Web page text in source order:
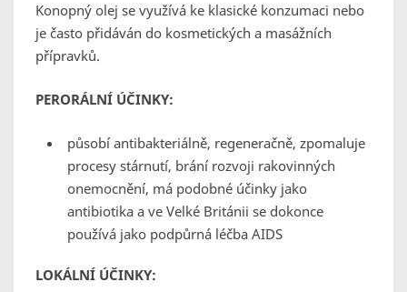
Konopný olej se využívá ke klasické konzumaci nebo
je často přidáván do kosmetických a masážních
přípravků.
PERORÁLNÍ ÚČINKY:
působí antibakteriálně, regeneračně, zpomaluje
procesy stárnutí, brání rozvoji rakovinných
onemocnění, má podobné účinky jako
antibiotika a ve Velké Británii se dokonce
používá jako podpůrná léčba AIDS
LOKÁLNÍ ÚČINKY: